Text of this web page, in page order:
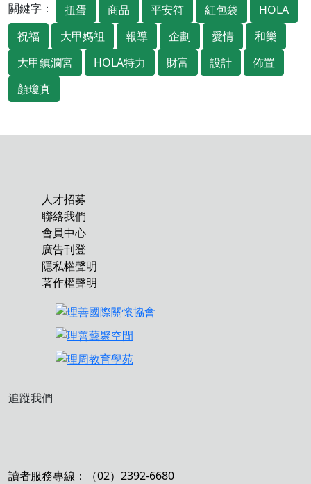
關鍵字： 扭蛋 商品 平安符 紅包袋
HOLA
祝福
大甲媽祖 報導 企劃 愛情
和樂
大甲鎮瀾宮
HOLA特力 財富 設計
佈置
顏瓊真
人才招募
聯絡我們
會員中心
廣告刊登
隱私權聲明
著作權聲明
追蹤我們
讀者服務專線：（02）2392-6680